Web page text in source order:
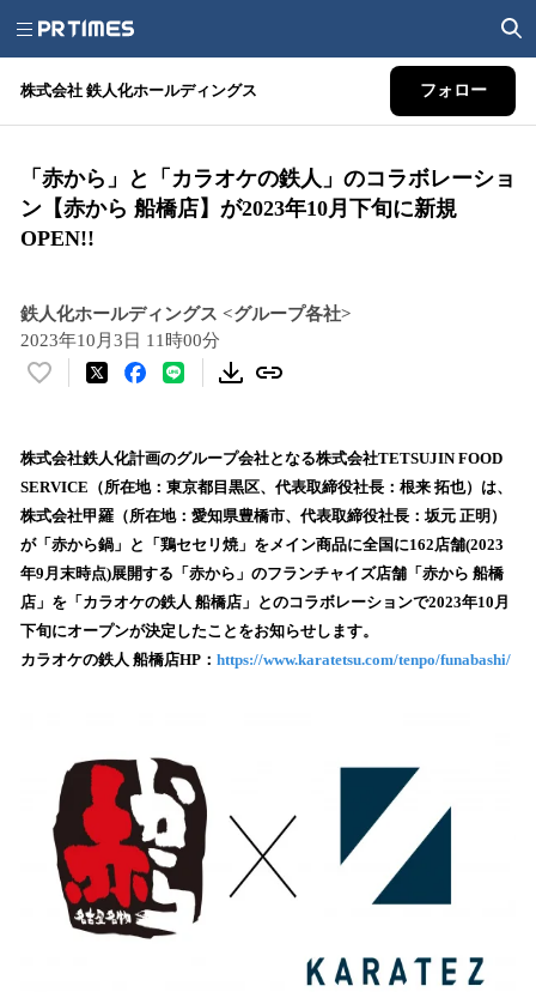
株式会社 鉄人化ホールディングス フォロー
「赤から」と「カラオケの鉄人」のコラボレーショ
ン【赤から 船橋店】が2023年10月下旬に新規
OPEN!!
鉄人化ホールディングス <グループ各社>
2023年10月3日 11時00分
い
！
数
を
読
込
み
中
で
株式会社鉄人化計画のグループ会社となる株式会社TETSUJIN FOOD
SERVICE（所在地：東京都目黒区、代表取締役社長：根来 拓也）は、
株式会社甲羅（所在地：愛知県豊橋市、代表取締役社長：坂元 正明）
が「赤から鍋」と「鶏セセリ焼」をメイン商品に全国に162店舗(2023
年9月末時点)展開する「赤から」のフランチャイズ店舗「赤から 船橋
店」を「カラオケの鉄人 船橋店」とのコラボレーションで2023年10月
下旬にオープンが決定したことをお知らせします。
カラオケの鉄人 船橋店HP： https://www.karatetsu.com/tenpo/funabashi/